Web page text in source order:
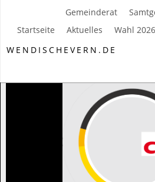
Gemeinderat
Wahl 2026
Aktuelles
Startseite
WENDISCHEVERN.DE